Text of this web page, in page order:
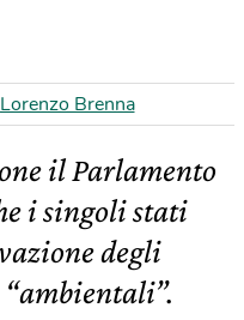
Lorenzo Brenna
il Parlamento
i singoli stati
degli